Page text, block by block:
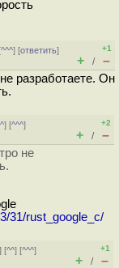
^^^] [ответить]
+1
+ / –
разработаете. Он
] [^^^]
+2
+ / –
не
31/rust_google_c/
] [^^] [^^^]
+1
+ / –